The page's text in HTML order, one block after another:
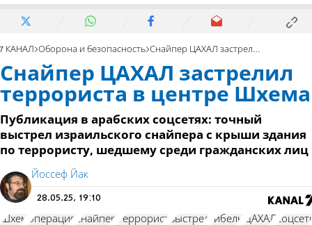
7 КАНАЛ Оборона и безопасность Снайпер ЦАХАЛ застрелил террориста в центре Шхема
Снайпер ЦАХАЛ застрелил
террориста в центре Шхема
Публикация в арабских соцсетях: точный
выстрел израильского снайпера с крыши здания
по террористу, шедшему среди гражданских лиц
Йоссеф Йак
28.05.25, 19:10
Шхем операция снайпер Террорист выстрел гибель ЦАХАЛ